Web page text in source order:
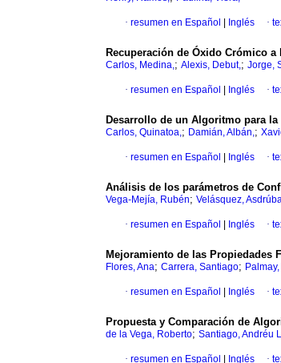
· resumen en Español Inglés ·
Recuperación de Óxido Crómico
Carlos, Medina,; Alexis, Debut,; Jorge,
· resumen en Español Inglés ·
Desarrollo de un Algoritmo para
Carlos, Quinatoa,; Damián, Albán,;
· resumen en Español Inglés ·
Análisis de los parámetros de
Vega-Mejía, Rubén; Velásquez,
· resumen en Español Inglés ·
Mejoramiento de las Propiedades
Flores, Ana; Carrera, Santiago; Palmay,
· resumen en Español Inglés ·
Propuesta y Comparación de
de la Vega, Roberto; Santiago, Andréu
· resumen en Español Inglés ·